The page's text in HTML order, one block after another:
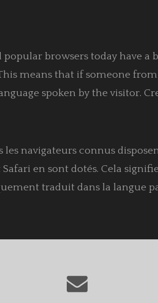
popular browsers today have
means that if someone
spoken by the visitor.
les navigateurs connus
en sont dotés. Cela
traduit dans la langue